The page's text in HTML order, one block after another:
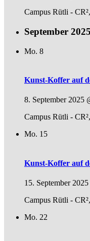
Campus Rütli -
September 2025
Mo. 8
Kunst-Koffer auf
8. September 2025
Campus Rütli -
Mo. 15
Kunst-Koffer auf
15. September
Campus Rütli -
Mo. 22